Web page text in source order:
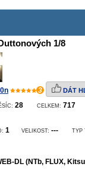
1/8
3 DÁT
28 CELKEM: 717
1 VELIKOST: --- TYP
DL (NTb, FLUX,